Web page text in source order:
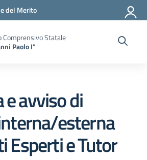
del Merito
Comprensivo Statale
Paolo I"
avviso di
esterna
Esperti e Tutor